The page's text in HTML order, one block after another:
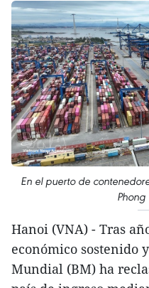
En el puerto de
Hanoi (VNA) - Tras
económico sostenido
Mundial (BM) ha